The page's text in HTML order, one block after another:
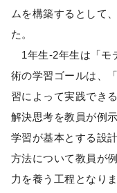
ムを構築するとして
た。
1年生-2年生は「モ
術の学習ゴールは、
習によって実践でき
解決思考を教員が例
学習が基本とする設
方法について教員が
力を養う工程となりま